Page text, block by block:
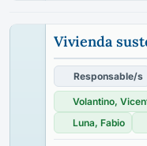
Vivienda
Responsable/s
Volantino,
Luna, Fabio